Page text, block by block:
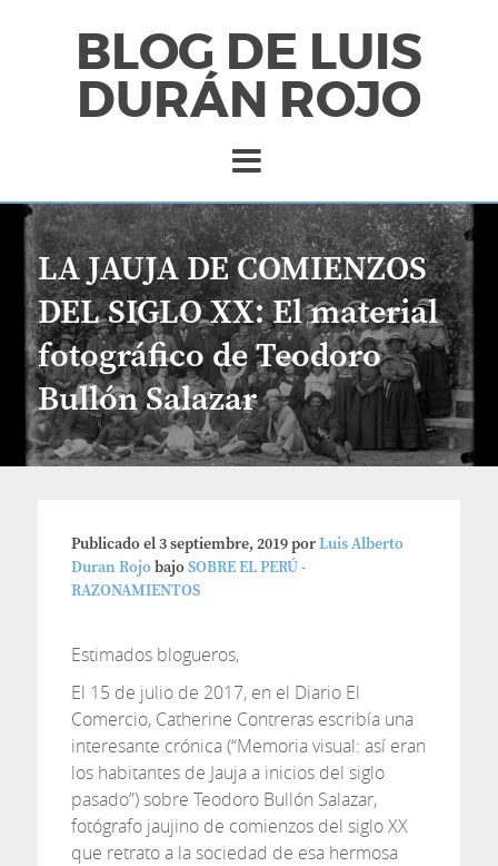
BLOG DE LUIS
DURÁN ROJO
LA JAUJA DE COMIENZOS
DEL SIGLO XX: El material
fotográfico de Teodoro
Bullón Salazar
Publicado el3 septiembre, 2019porLuis Alberto
Duran RojobajoSOBRE EL PERÚ -
RAZONAMIENTOS
Estimados blogueros,
El 15 de julio de 2017, en el Diario El
Comercio, Catherine Contreras escribía una
interesante crónica (“Memoria visual: así eran
los habitantes de Jauja a inicios del siglo
pasado”) sobre Teodoro Bullón Salazar,
fotógrafo jaujino de comienzos del siglo XX
que retrato a la sociedad de esa hermosa